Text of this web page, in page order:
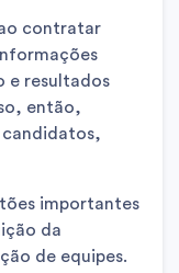
contratar
e resultados
então,
candidatos,
importantes
da
de equipes.